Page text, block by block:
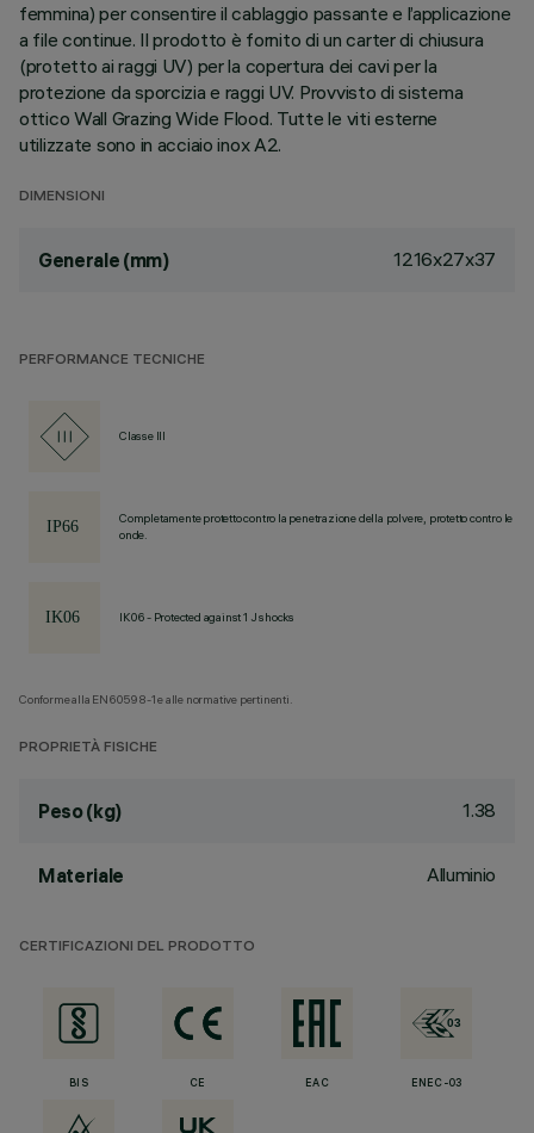
femmina) per consentire il cablaggio passante e l’applicazione
a file continue. Il prodotto è fornito di un carter di chiusura
(protetto ai raggi UV) per la copertura dei cavi per la
protezione da sporcizia e raggi UV. Provvisto di sistema
ottico Wall Grazing Wide Flood. Tutte le viti esterne
utilizzate sono in acciaio inox A2.
DIMENSIONI
Generale (mm) 1216x27x37
PERFORMANCE TECNICHE
Classe III
Completamente protetto contro la penetrazione della polvere, protetto contro le
onde.
IK06 - Protected against 1 J shocks
Conforme alla EN60598-1 e alle normative pertinenti.
PROPRIETÀ FISICHE
Peso (kg) 1.38
Materiale Alluminio
CERTIFICAZIONI DEL PRODOTTO
BIS CE EAC ENEC-03